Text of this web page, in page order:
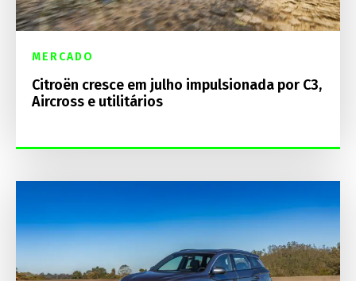
MERCADO
Citroën cresce em julho impulsionada por C3,
Aircross e utilitários